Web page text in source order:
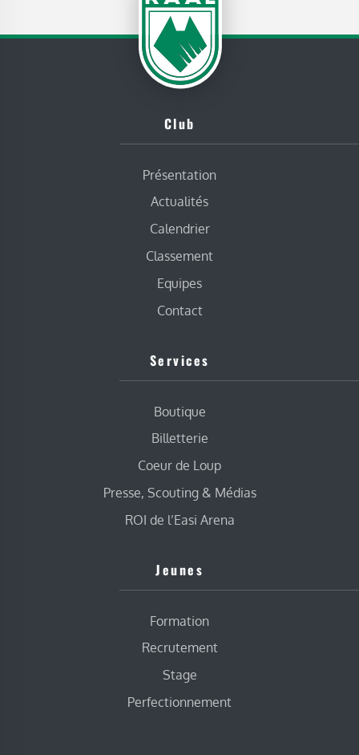
Club
Présentation
Actualités
Calendrier
Classement
Equipes
Contact
Services
Boutique
Billetterie
Coeur de Loup
Presse, Scouting & Médias
ROI de l’Easi Arena
Jeunes
Formation
Recrutement
Stage
Perfectionnement